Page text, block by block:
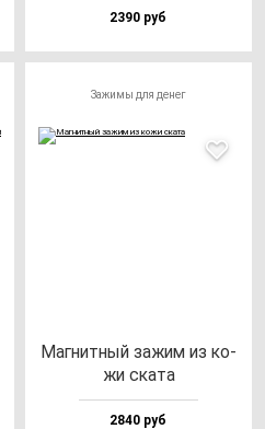
2390 руб
Зажимы для денег
Маг­нит­ный за­жим из ко­
жи ска­та
2840 руб